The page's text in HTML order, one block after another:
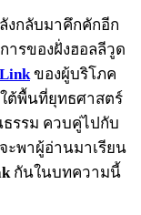
งกลับมาคึกคักอีก
ารของฝั่งฮอลลีวูด
ของผู้บริโภค
ต้พื้นที่ยุทธศาสตร์
รรม ควบคู่ไปกับ
ะพาผู้อ่านมาเรียน
กันในบทความนี้